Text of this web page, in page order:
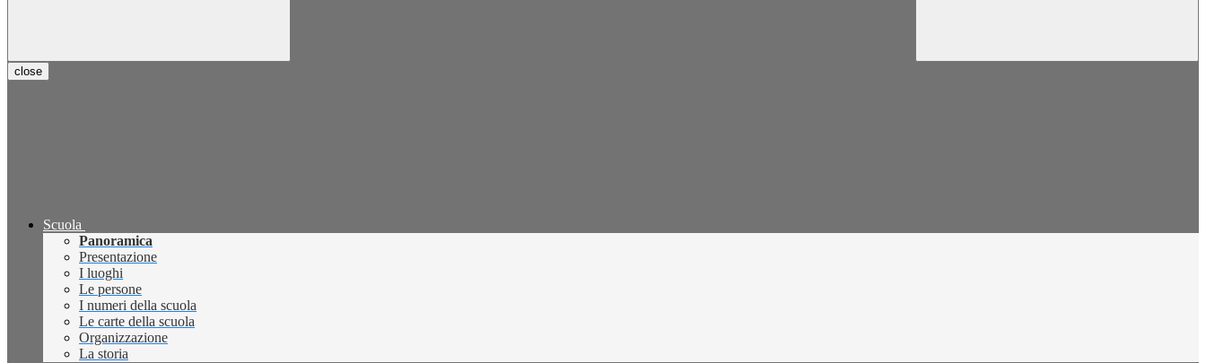
close
Scuola
Panoramica
Presentazione
I luoghi
Le persone
I numeri della scuola
Le carte della scuola
Organizzazione
La storia